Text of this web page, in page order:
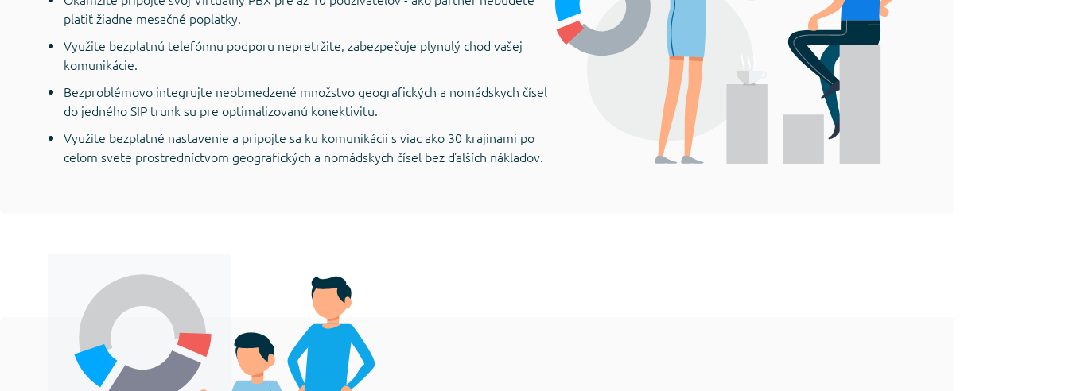
platiť žiadne mesačné poplatky.
Využite bezplatnú telefónnu podporu nepretržite, zabezpečuje plynulý chod vašej
komunikácie.
Bezproblémovo integrujte neobmedzené množstvo geografických a nomádskych čísel
do jedného SIP trunk su pre optimalizovanú konektivitu.
Využite bezplatné nastavenie a pripojte sa ku komunikácii s viac ako 30 krajinami po
celom svete prostredníctvom geografických a nomádskych čísel bez ďalších nákladov.